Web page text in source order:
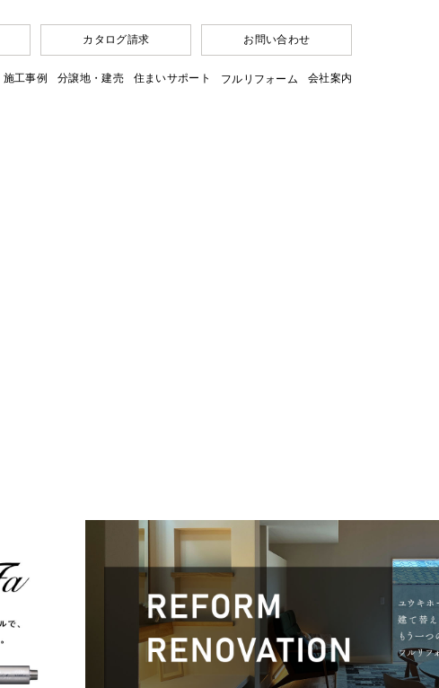
施工事例 分譲地・建売 住まいサポート フルリフォーム 会社案内
カタログ請求 お問い合わせ